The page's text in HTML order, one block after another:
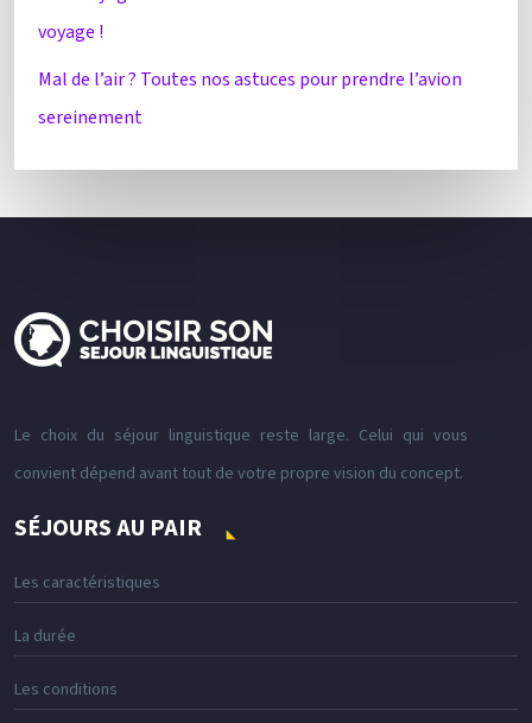
voyage !
Mal de l’air ? Toutes nos astuces pour prendre l’avion
sereinement
Le choix du séjour linguistique reste large. Celui qui vous
convient dépend avant tout de votre propre vision du concept.
SÉJOURS AU PAIR
Les caractéristiques
La durée
Les conditions